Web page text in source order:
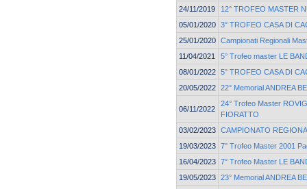
24/11/2019
12° TROFEO MASTER
05/01/2020 3° TROFEO CASA DI
25/01/2020 Campionati Regionali
11/04/2021
5° Trofeo master LE
08/01/2022 5° TROFEO CASA DI
20/05/2022 22° Memorial ANDREA
06/11/2022
24° Trofeo Master
FIORATTO
03/02/2023 CAMPIONATO
19/03/2023 7° Trofeo Master 2001
16/04/2023 7° Trofeo Master LE
19/05/2023 23° Memorial ANDREA